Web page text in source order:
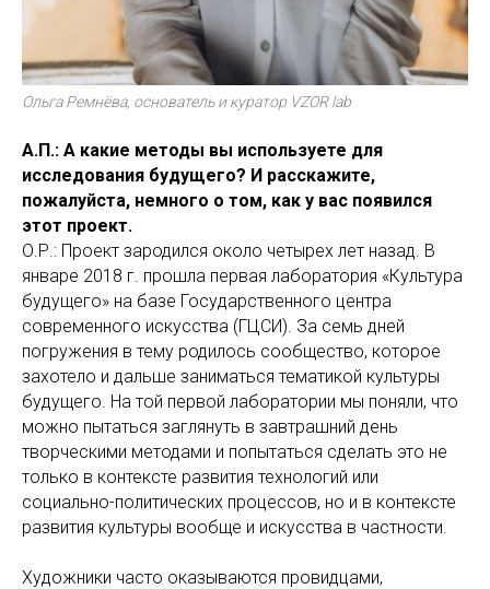
Ольга Ремнёва, основатель и куратор VZOR lab
А.П.: А какие методы вы используете для
исследования будущего? И расскажите,
пожалуйста, немного о том, как у вас появился
этот проект.
О.Р.: Проект зародился около четырех лет назад. В
январе 2018 г. прошла первая лаборатория «Культура
будущего» на базе Государственного центра
современного искусства (ГЦСИ). За семь дней
погружения в тему родилось сообщество, которое
захотело и дальше заниматься тематикой культуры
будущего. На той первой лаборатории мы поняли, что
можно пытаться заглянуть в завтрашний день
творческими методами и попытаться сделать это не
только в контексте развития технологий или
социально-политических процессов, но и в контексте
развития культуры вообще и искусства в частности.
Художники часто оказываются провидцами,